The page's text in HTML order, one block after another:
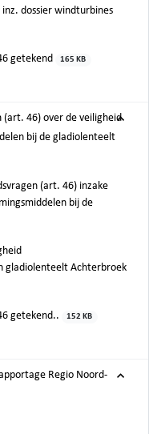
dossier windturbines
getekend 165 KB
46) over de veiligheid
bij de gladiolenteelt
(art. 46) inzake
bij de
gladiolenteelt Achterbroek
getekend.. 152 KB
Regio Noord-